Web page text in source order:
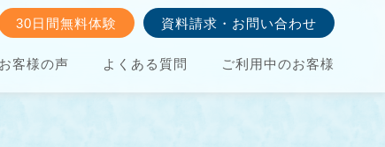
お客様の声 よくある質問 ご利用中のお客様
30日間無料体験 資料請求・お問い合わせ